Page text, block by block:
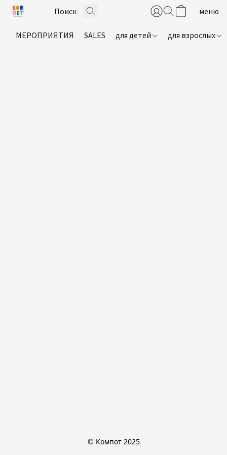
МЕРОПРИЯТИЯ SALES для детей для взрослых
© Компот 2025